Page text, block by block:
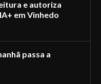
e autoriza
em Vinhedo
passa a